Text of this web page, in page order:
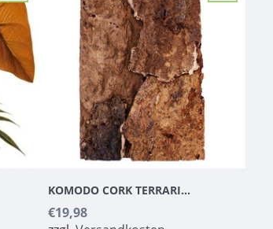
KOMODO CORK TERRARIUM BACKGROUND DESERT
€19,98